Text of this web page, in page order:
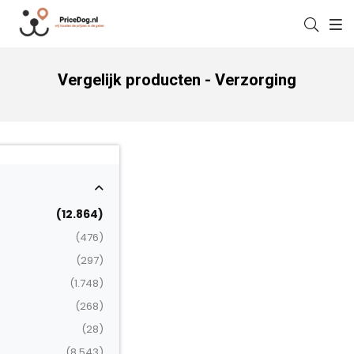
Vergelijk producten - Verzorging
(12.864)
(476)
(297)
(1.748)
(268)
(28)